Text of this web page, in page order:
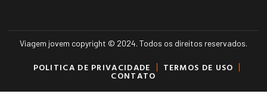
Viagem jovem copyright © 2024. Todos os direitos reservados.
POLITICA DE PRIVACIDADE TERMOS DE USO
CONTATO